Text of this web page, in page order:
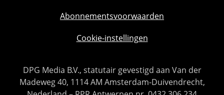
Abonnementsvoorwaarden
Cookie-instellingen
DPG Media B.V., statutair gevestigd aan Van der
Madeweg 40, 1114 AM Amsterdam-Duivendrecht,